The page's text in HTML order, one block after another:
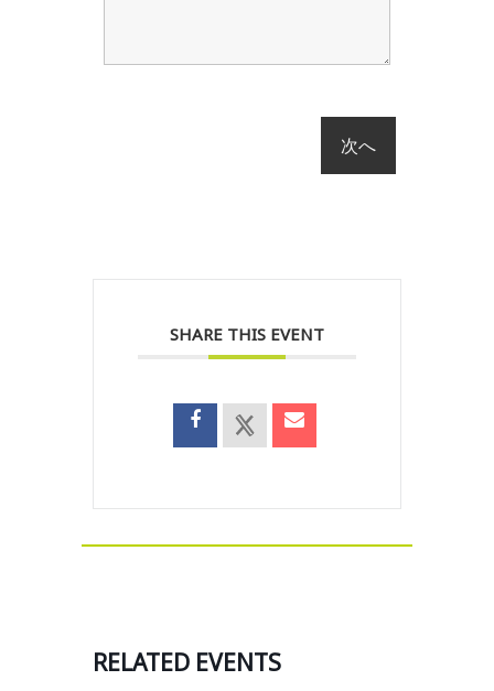
SHARE THIS EVENT
RELATED EVENTS